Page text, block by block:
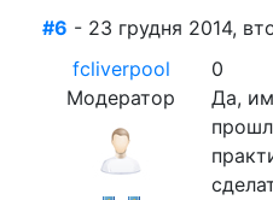
#6 - 23 грудня 2014,
fcliverpool
Модератор
0
Да,